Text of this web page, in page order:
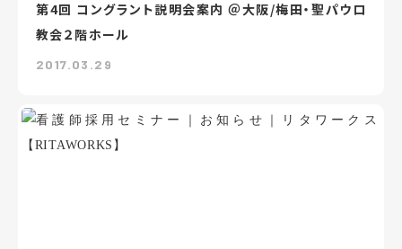
第4回 コングラント説明会案内 ＠大阪/梅田・聖パウロ
教会２階ホール
2017.03.29